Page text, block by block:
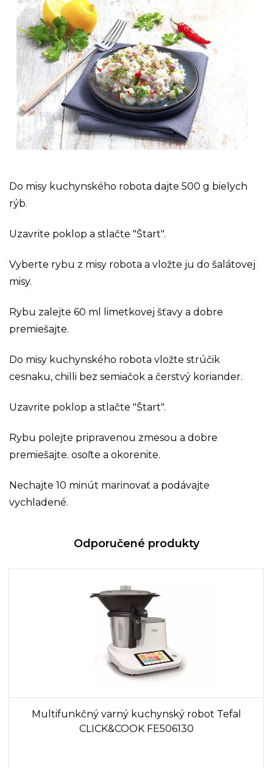
Do misy kuchynského robota dajte 500 g bielych
rýb.
Uzavrite poklop a stlačte "Štart".
Vyberte rybu z misy robota a vložte ju do šalátovej
misy.
Rybu zalejte 60 ml limetkovej šťavy a dobre
premiešajte.
Do misy kuchynského robota vložte strúčik
cesnaku, chilli bez semiačok a čerstvý koriander.
Uzavrite poklop a stlačte "Štart".
Rybu polejte pripravenou zmesou a dobre
premiešajte. osoľte a okorenite.
Nechajte 10 minút marinovať a podávajte
vychladené.
Odporučené produkty
Multifunkčný varný kuchynský robot Tefal
CLICK&COOK FE506130